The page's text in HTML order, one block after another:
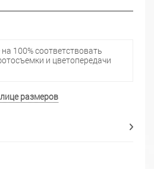
100% соответствовать
и цветопередачи
размеров